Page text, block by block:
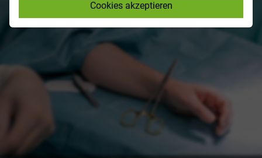
Cookies akzeptieren